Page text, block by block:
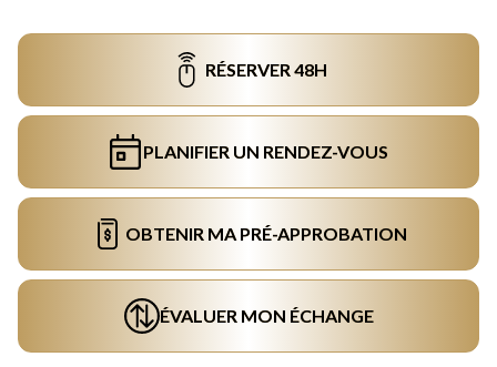
RÉSERVER 48H
PLANIFIER UN RENDEZ-VOUS
OBTENIR MA PRÉ-APPROBATION
ÉVALUER MON ÉCHANGE